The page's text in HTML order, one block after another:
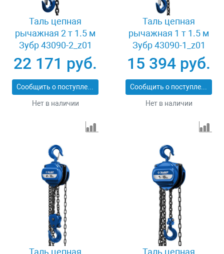
Таль цепная
рычажная 2 т 1.5 м
Зубр 43090-2_z01
22 171 руб.
Сообщить о поступлении
Нет в наличии
Таль цепная
рычажная 1 т 1.5 м
Зубр 43090-1_z01
15 394 руб.
Сообщить о поступлении
Нет в наличии